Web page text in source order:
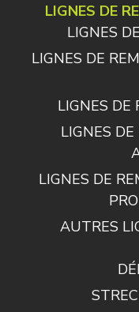
LIGNES DE
LIGNES
LIGNES DE
LIGNES DE
LIGNES
LIGNES DE
AUTRES